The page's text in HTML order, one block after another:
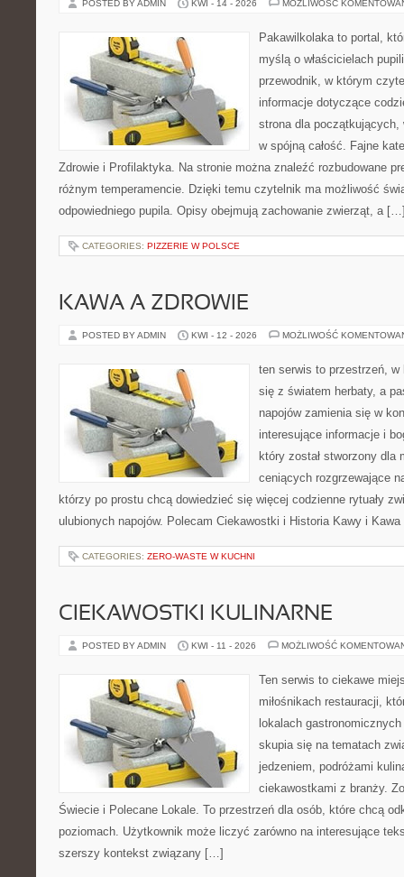
POSTED BY ADMIN KWI - 14 - 2026 MOŻLIWOŚĆ
Pakawilkolaka to portal,
myślą o właścicielach
przewodnik, w którym
informacje dotyczące
strona dla początkujących,
w spójną całość. Fajne
Zdrowie i Profilaktyka. Na stronie można znaleźć rozbudowane
różnym temperamencie. Dzięki temu czytelnik ma możliwość
odpowiedniego pupila. Opisy obejmują zachowanie zwierząt, a
CATEGORIES: PIZZERIE W POLSCE
KAWA A ZDROWIE
POSTED BY ADMIN KWI - 12 - 2026 MOŻLIWOŚĆ
ten serwis to przestrzeń,
się z światem herbaty, a
napojów zamienia się w
interesujące informacje i
który został stworzony dla
ceniących rozgrzewające
którzy po prostu chcą dowiedzieć się więcej codzienne rytuały
ulubionych napojów. Polecam Ciekawostki i Historia Kawy i
CATEGORIES: ZERO-WASTE W KUCHNI
CIEKAWOSTKI KULINARNE
POSTED BY ADMIN KWI - 11 - 2026 MOŻLIWOŚĆ
Ten serwis to ciekawe
miłośnikach restauracji,
lokalach
skupia się na tematach
jedzeniem, podróżami
ciekawostkami z branży.
Świecie i Polecane Lokale. To przestrzeń dla osób, które chcą
poziomach. Użytkownik może liczyć zarówno na interesujące
szerszy kontekst związany […]